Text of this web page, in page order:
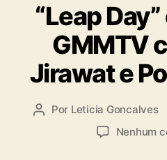
t
g
o
r
i
s
“Leap
GMMTV
Jirawat e
A Por Leticia Goncalves
Nenhum